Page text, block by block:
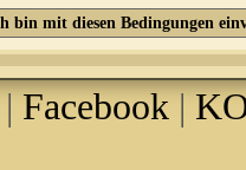
| Facebook |